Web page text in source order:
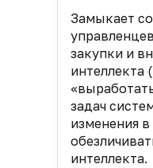
Замыкает
закупки и
интеллекта
задач
изменения
интеллекта.